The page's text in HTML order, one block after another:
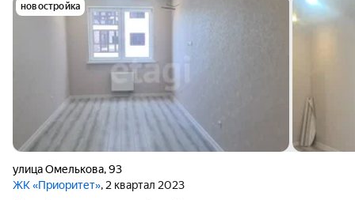
новостройка
улица Омелькова,93
ЖК «Приоритет», 2 квартал 2023